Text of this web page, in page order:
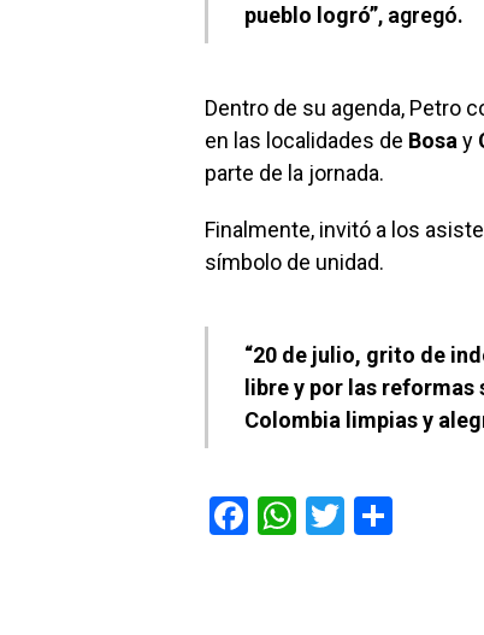
pueblo logró”, agregó.
Dentro de su agenda, Petro
en las localidades de Bosa y
parte de la jornada.
Finalmente, invitó a los
símbolo de unidad.
“20 de julio, grito de
libre y por las
Colombia limpias y
F
W T